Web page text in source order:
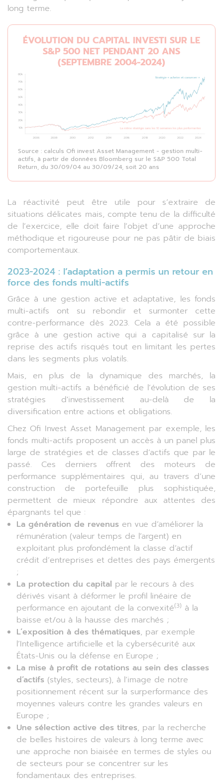
long terme.
ÉVOLUTION DU CAPITAL INVESTI SUR LE
S&P 500 NET PENDANT 20 ANS
(SEPTEMBRE 2004-2024)
Source : calculs Ofi invest Asset Management - gestion multi-
actifs, à partir de données Bloomberg sur le S&P 500 Total
Return, du 30/09/04 au 30/09/24, soit 20 ans
La réactivité peut être utile pour s’extraire de
situations délicates mais, compte tenu de la difficulté
de l’exercice, elle doit faire l’objet d’une approche
méthodique et rigoureuse pour ne pas pâtir de biais
comportementaux.
2023-2024 : l’adaptation a permis un retour en
force des fonds multi-actifs
Grâce à une gestion active et adaptative, les fonds
multi-actifs ont su rebondir et surmonter cette
contre-performance dès 2023. Cela a été possible
grâce à une gestion active qui a capitalisé sur la
reprise des actifs risqués tout en limitant les pertes
dans les segments plus volatils.
Mais, en plus de la dynamique des marchés, la
gestion multi-actifs a bénéficié de l’évolution de ses
stratégies d'investissement au-delà de la
diversification entre actions et obligations.
Chez Ofi Invest Asset Management par exemple, les
fonds multi-actifs proposent un accès à un panel plus
large de stratégies et de classes d’actifs que par le
passé. Ces derniers offrent des moteurs de
performance supplémentaires qui, au travers d’une
construction de portefeuille plus sophistiquée,
permettent de mieux répondre aux attentes des
épargnants tel que :
La génération de revenus en vue d’améliorer la
rémunération (valeur temps de l’argent) en
exploitant plus profondément la classe d’actif
crédit d’entreprises et dettes des pays émergents
;
La protection du capital par le recours à des
dérivés visant à déformer le profil linéaire de
performance en ajoutant de la convexité(3) à la
baisse et/ou à la hausse des marchés ;
L’exposition à des thématiques, par exemple
l’Intelligence artificielle et la cybersécurité aux
États-Unis ou la défense en Europe ;
La mise à profit de rotations au sein des classes
d’actifs (styles, secteurs), à l’image de notre
positionnement récent sur la surperformance des
moyennes valeurs contre les grandes valeurs en
Europe ;
Une sélection active des titres, par la recherche
de belles histoires de valeurs à long terme avec
une approche non biaisée en termes de styles ou
de secteurs pour se concentrer sur les
fondamentaux des entreprises.